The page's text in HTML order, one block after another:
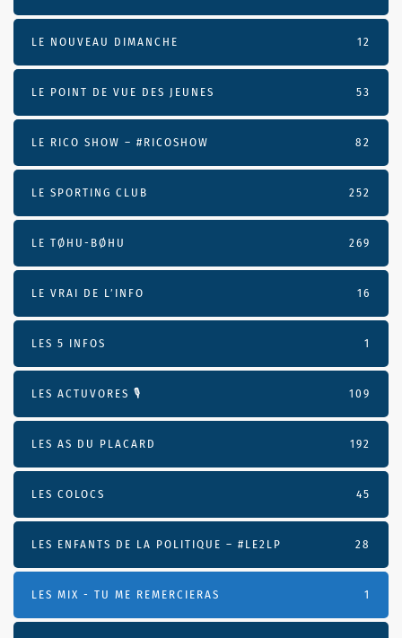
LE NOUVEAU DIMANCHE 12
LE POINT DE VUE DES JEUNES 53
LE RICO SHOW – #RICOSHOW 82
LE SPORTING CLUB 252
LE TØHU-BØHU 269
LE VRAI DE L’INFO 16
LES 5 INFOS 1
LES ACTUVORES 🎙 109
LES AS DU PLACARD 192
LES COLOCS 45
LES ENFANTS DE LA POLITIQUE – #LE2LP 28
LES MIX - TU ME REMERCIERAS 1